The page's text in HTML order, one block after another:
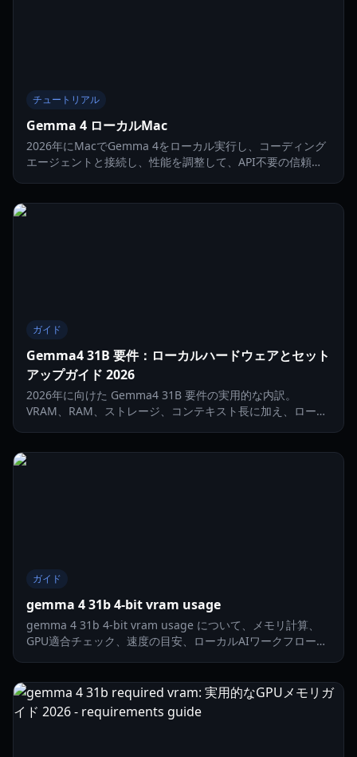
チュートリアル
Gemma 4 ローカルMac
2026年にMacでGemma 4をローカル実行し、コーディング
エージェントと接続し、性能を調整して、API不要の信頼性
ガイド
Gemma4 31B 要件：ローカルハードウェアとセット
アップガイド 2026
2026年に向けた Gemma4 31B 要件の実用的な内訳。
VRAM、RAM、ストレージ、コンテキスト長に加え、ローカ
ガイド
gemma 4 31b 4-bit vram usage
gemma 4 31b 4-bit vram usage について、メモリ計算、
GPU適合チェック、速度の目安、ローカルAIワークフロー向